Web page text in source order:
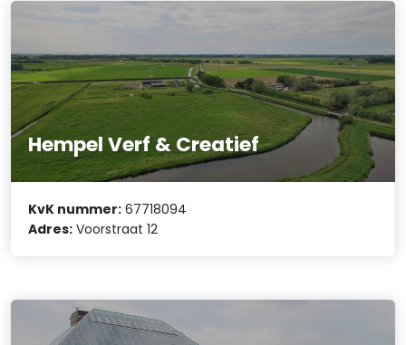
Hempel Verf & Creatief
KvK nummer: 67718094
Adres: Voorstraat 12